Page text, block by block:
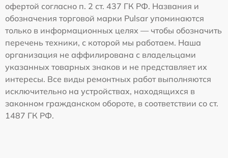
офертой согласно п. 2 ст. 437 ГК РФ. Названия и
обозначения торговой марки Pulsar упоминаются
только в информационных целях — чтобы обозначить
перечень техники, с которой мы работаем. Наша
организация не аффилирована с владельцами
указанных товарных знаков и не представляет их
интересы. Все виды ремонтных работ выполняются
исключительно на устройствах, находящихся в
законном гражданском обороте, в соответствии со ст.
1487 ГК РФ.